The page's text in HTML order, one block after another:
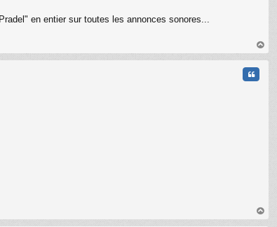
en entier sur toutes les annonces sonores...
au
au